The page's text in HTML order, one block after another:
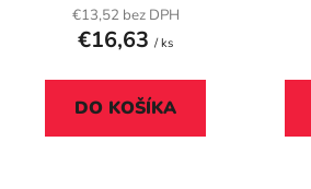
€13,52 bez DPH
€16,63 / ks
DO KOŠÍKA